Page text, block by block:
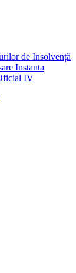
de Insolvență
Instanta
IV